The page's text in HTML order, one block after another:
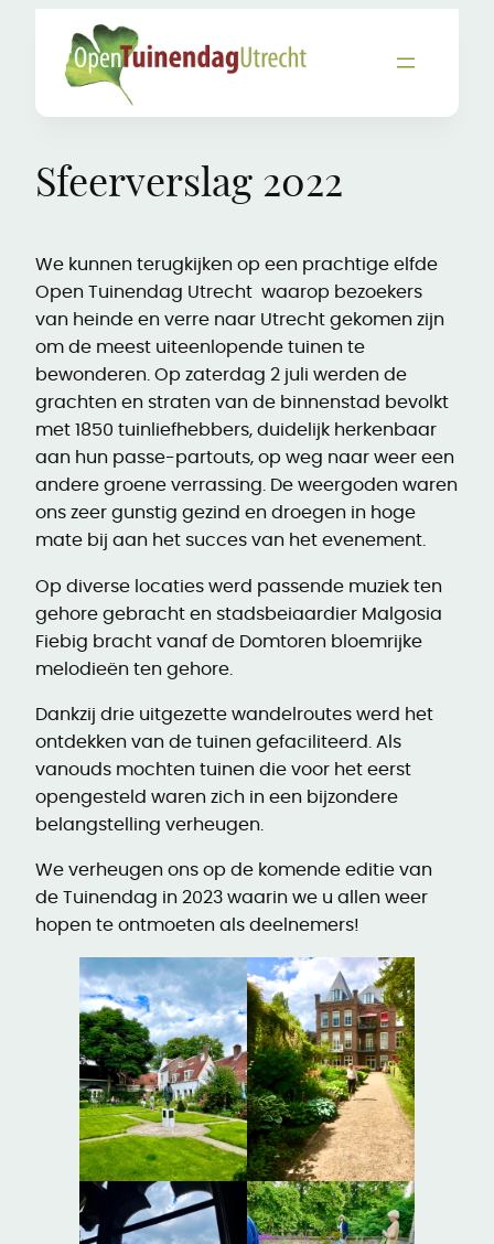
Sfeerverslag 2022
We kunnen terugkijken op een prachtige elfde
Open Tuinendag Utrecht waarop bezoekers
van heinde en verre naar Utrecht gekomen zijn
om de meest uiteenlopende tuinen te
bewonderen. Op zaterdag 2 juli werden de
grachten en straten van de binnenstad bevolkt
met 1850 tuinliefhebbers, duidelijk herkenbaar
aan hun passe-partouts, op weg naar weer een
andere groene verrassing. De weergoden waren
ons zeer gunstig gezind en droegen in hoge
mate bij aan het succes van het evenement.
Op diverse locaties werd passende muziek ten
gehore gebracht en stadsbeiaardier Malgosia
Fiebig bracht vanaf de Domtoren bloemrijke
melodieën ten gehore.
Dankzij drie uitgezette wandelroutes werd het
ontdekken van de tuinen gefaciliteerd. Als
vanouds mochten tuinen die voor het eerst
opengesteld waren zich in een bijzondere
belangstelling verheugen.
We verheugen ons op de komende editie van
de Tuinendag in 2023 waarin we u allen weer
hopen te ontmoeten als deelnemers!